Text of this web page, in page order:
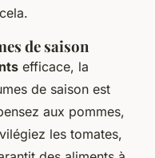
de saison
efficace, la
de saison est
aux pommes,
les tomates,